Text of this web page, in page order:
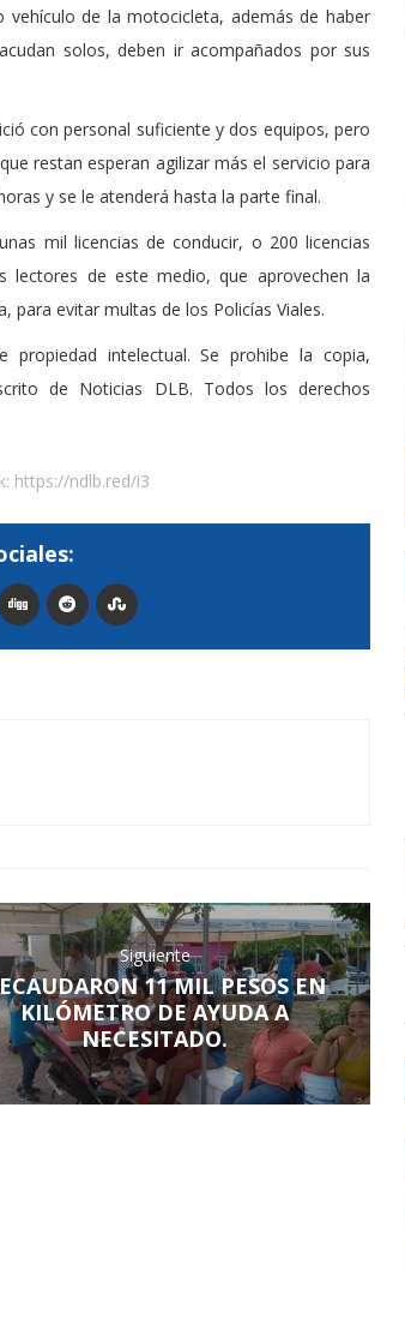
de la motocicleta, además de haber
solos, deben ir acompañados por sus
con personal suficiente y dos equipos, pero
restan esperan agilizar más el servicio para
y se le atenderá hasta la parte final.
mil licencias de conducir, o 200 licencias
de este medio, que aprovechen la
para evitar multas de los Policías Viales.
intelectual. Se prohibe la copia,
de Noticias DLB. Todos los derechos
https://ndlb.red/i3
Siguiente
11 MIL PESOS EN
KILÓMETRO DE AYUDA A
NECESITADO.